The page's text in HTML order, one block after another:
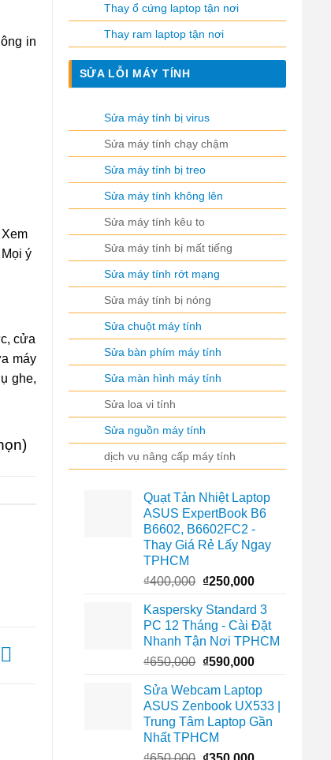
in
Xem
ý
cửa
máy
ghe,
Thay ổ cứng laptop tận nơi
Thay ram laptop tận nơi
SỬA LỖI MÁY TÍNH
Sửa máy tính bị virus
Sửa máy tính chạy chậm
Sửa máy tính bị treo
Sửa máy tính không lên
Sửa máy tính kêu to
Sửa máy tính bị mất tiếng
Sửa máy tính rớt mạng
Sửa máy tính bị nóng
Sửa chuột máy tính
Sửa bàn phím máy tính
Sửa màn hình máy tính
Sửa loa vi tính
Sửa nguồn máy tính
dịch vụ nâng cấp máy tính
Quạt Tản Nhiệt Laptop
ASUS ExpertBook B6
B6602, B6602FC2 -
Thay Giá Rẻ Lấy Ngay
TPHCM
₫400,000 Giá
là:
₫400,000.
₫250,000Giá
tại
là:
₫250,000.
Kaspersky Standard 3
PC 12 Tháng - Cài Đặt
Nhanh Tận Nơi TPHCM
₫650,000 Giá
là:
₫650,000.
₫590,000Giá
tại
là:
₫590,000.
Sửa Webcam Laptop
ASUS Zenbook UX533 |
Trung Tâm Laptop Gần
Nhất TPHCM
Giá Giá